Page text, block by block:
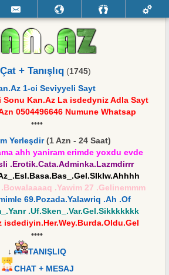
Çat + Tanışlıq (1745)
1-ci Seviyyeli Sayt
Sonu Kan.Az La isdedyniz Adla Sayt
0504496646 Numune Whatsap
••••
Yerleşdir(1 Azn - 24 Saat)
ahh yaniram erimde yoxdu evde
.Erotik.Cata.Adminka.Lazmdirrr
.Yawim 27 .Gelinemmm
69.Pozada.Yalawriq .Ah .Of
.Uf.Sken_.Var.Gel.Sikkkkkkk
isdediyin.Her.Wey.Burda.Oldu.Gel
••••
↓
TANIŞLIQ
CHAT + MESAJ